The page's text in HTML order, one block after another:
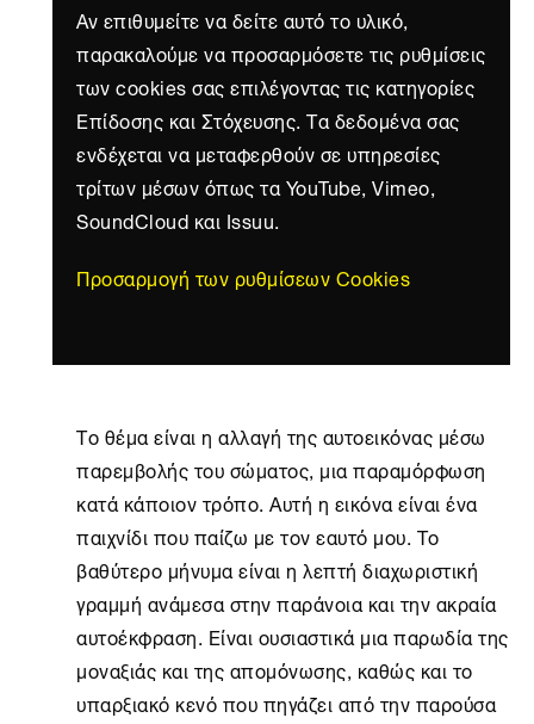
Αν επιθυμείτε να δείτε αυτό το υλικό,
παρακαλούμε να προσαρμόσετε τις ρυθμίσεις
των cookies σας επιλέγοντας τις κατηγορίες
Επίδοσης και Στόχευσης. Τα δεδομένα σας
ενδέχεται να μεταφερθούν σε υπηρεσίες
τρίτων μέσων όπως τα YouTube, Vimeo,
SoundCloud και Issuu.
Προσαρμογή των ρυθμίσεων Cookies
Το θέμα είναι η αλλαγή της αυτοεικόνας μέσω
παρεμβολής του σώματος, μια παραμόρφωση
κατά κάποιον τρόπο. Αυτή η εικόνα είναι ένα
παιχνίδι που παίζω με τον εαυτό μου. Το
βαθύτερο μήνυμα είναι η λεπτή διαχωριστική
γραμμή ανάμεσα στην παράνοια και την ακραία
αυτοέκφραση. Είναι ουσιαστικά μια παρωδία της
μοναξιάς και της απομόνωσης, καθώς και το
υπαρξιακό κενό που πηγάζει από την παρούσα